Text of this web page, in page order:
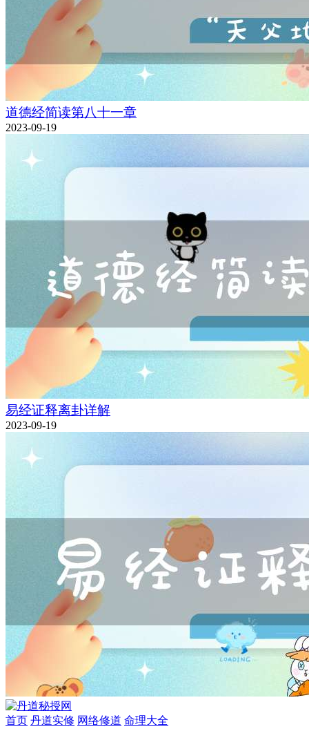
道德经简读第八十一章
2023-09-19
易经证释离卦详解
2023-09-19
首页 丹道实修 网络修道 命理大全